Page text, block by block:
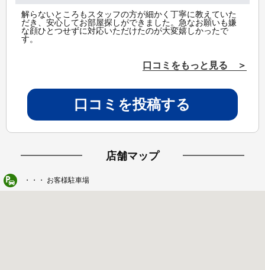
解らないところもスタッフの方が細かく丁寧に教えていた
だき、安心してお部屋探しができました。急なお願いも嫌
な顔ひとつせずに対応いただけたのが大変嬉しかったで
す。
口コミをもっと見る ＞
口コミを投稿する
店舗マップ
・・・ お客様駐車場